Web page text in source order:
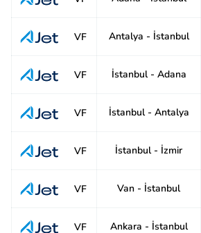
VF Antalya - İstanbul
VF İstanbul - Adana
VF İstanbul - Antalya
VF İstanbul - İzmir
VF Van - İstanbul
VF Ankara - İstanbul